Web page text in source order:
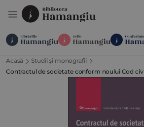
Module Publicații
Newsletter
Acasă
Studii și monografii
Contractul de societate conform noului Cod